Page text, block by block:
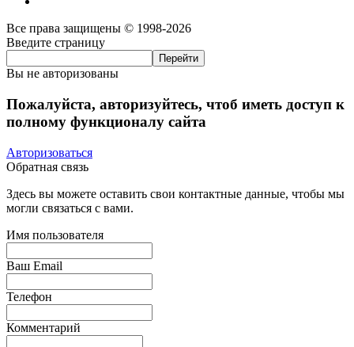
Все права защищены © 1998-2026
Введите страницу
Вы не авторизованы
Пожалуйста, авторизуйтесь, чтоб иметь доступ к
полному функционалу сайта
Авторизоваться
Обратная связь
Здесь вы можете оставить свои контактные данные, чтобы мы
могли связаться с вами.
Имя пользователя
Ваш Email
Телефон
Комментарий